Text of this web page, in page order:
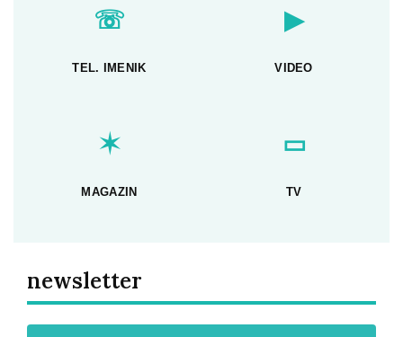
☏
TEL. IMENIK
▶
VIDEO
✶
MAGAZIN
▭
TV
newsletter